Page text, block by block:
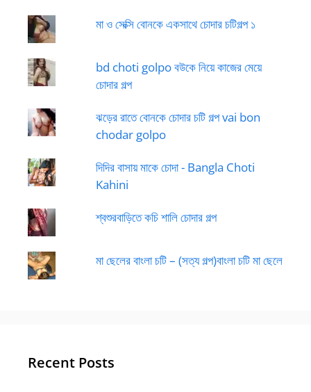
মা ও সেক্সি বোনকে একসাথে চোদার চটিগল্প ১
bd choti golpo বউকে নিয়ে কাজের মেয়ে
চোদার গল্প
ঝড়ের রাতে বোনকে চোদার চটি গল্প vai bon
chodar golpo
দিদির বাসায় মাকে চোদা - Bangla Choti
Kahini
শ্বশুরবাড়িতে কচি শালি চোদার গল্প
মা ছেলের বাংলা চটি – (সত্য গল্প)বাংলা চটি মা ছেলে
Recent Posts